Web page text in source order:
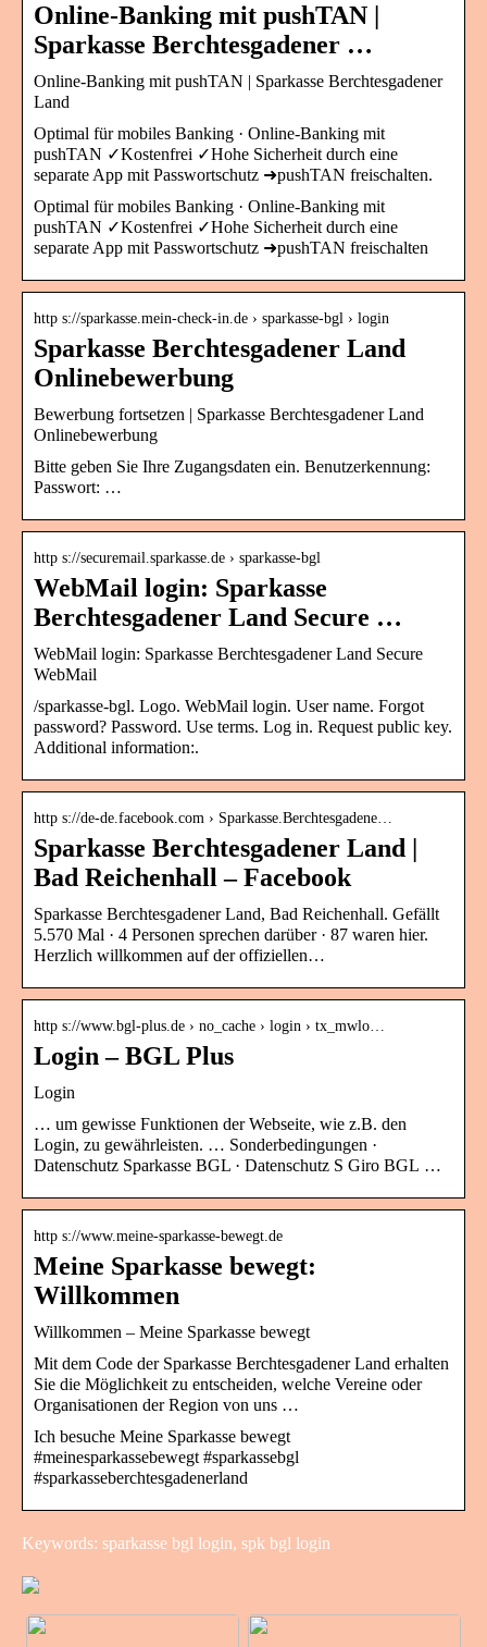
Online-Banking mit pushTAN |
Sparkasse Berchtesgadener …
Online-Banking mit pushTAN | Sparkasse Berchtesgadener
Land
Optimal für mobiles Banking · Online-Banking mit
pushTAN ✓Kostenfrei ✓Hohe Sicherheit durch eine
separate App mit Passwortschutz ➜pushTAN freischalten.
Optimal für mobiles Banking · Online-Banking mit
pushTAN ✓Kostenfrei ✓Hohe Sicherheit durch eine
separate App mit Passwortschutz ➜pushTAN freischalten
http s://sparkasse.mein-check-in.de › sparkasse-bgl › login
Sparkasse Berchtesgadener Land
Onlinebewerbung
Bewerbung fortsetzen | Sparkasse Berchtesgadener Land
Onlinebewerbung
Bitte geben Sie Ihre Zugangsdaten ein. Benutzerkennung:
Passwort: …
http s://securemail.sparkasse.de › sparkasse-bgl
WebMail login: Sparkasse
Berchtesgadener Land Secure …
WebMail login: Sparkasse Berchtesgadener Land Secure
WebMail
/sparkasse-bgl. Logo. WebMail login. User name. Forgot
password? Password. Use terms. Log in. Request public key.
Additional information:.
http s://de-de.facebook.com › Sparkasse.Berchtesgadene…
Sparkasse Berchtesgadener Land |
Bad Reichenhall – Facebook
Sparkasse Berchtesgadener Land, Bad Reichenhall. Gefällt
5.570 Mal · 4 Personen sprechen darüber · 87 waren hier.
Herzlich willkommen auf der offiziellen…
http s://www.bgl-plus.de › no_cache › login › tx_mwlo…
Login – BGL Plus
Login
… um gewisse Funktionen der Webseite, wie z.B. den
Login, zu gewährleisten. … Sonderbedingungen ·
Datenschutz Sparkasse BGL · Datenschutz S Giro BGL …
http s://www.meine-sparkasse-bewegt.de
Meine Sparkasse bewegt:
Willkommen
Willkommen – Meine Sparkasse bewegt
Mit dem Code der Sparkasse Berchtesgadener Land erhalten
Sie die Möglichkeit zu entscheiden, welche Vereine oder
Organisationen der Region von uns …
Ich besuche Meine Sparkasse bewegt
#meinesparkassebewegt #sparkassebgl
#sparkasseberchtesgadenerland
Keywords: sparkasse bgl login, spk bgl login